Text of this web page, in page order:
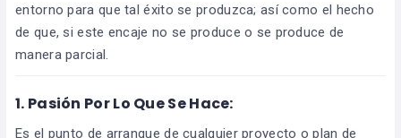
entorno para que tal éxito se produzca; así como el hecho
de que, si este encaje no se produce o se produce de
manera parcial.
1. Pasión Por Lo Que Se Hace:
Es el punto de arranque de cualquier proyecto o plan de